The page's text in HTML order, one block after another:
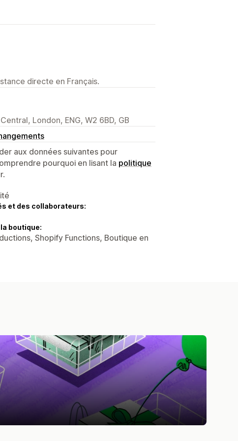
directe en Français.
London, ENG, W2 6BD, GB
aux données suivantes pour
pourquoi en lisant la politique
et des collaborateurs:
boutique:
Shopify Functions, Boutique en